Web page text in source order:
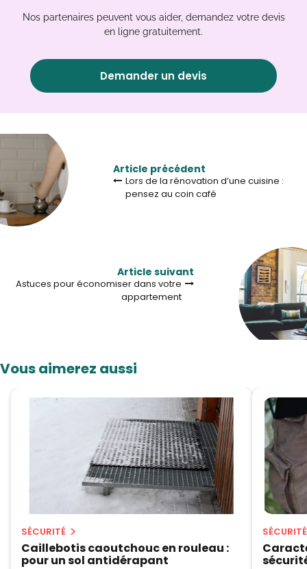
Nos partenaires peuvent vous aider, demandez votre devis
en ligne gratuitement.
Demander un devis
Article précédent
Lors de la rénovation d’une cuisine :
pensez au coin café
Article suivant
Astuces pour économiser dans votre
appartement
Vous aimerez aussi
SÉCURITÉ
Caillebotis caoutchouc en rouleau :
pour un sol antidérapant
SÉCURITÉ